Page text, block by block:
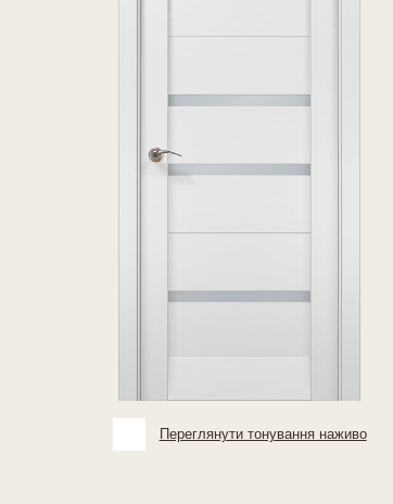
Переглянути тонування наживо